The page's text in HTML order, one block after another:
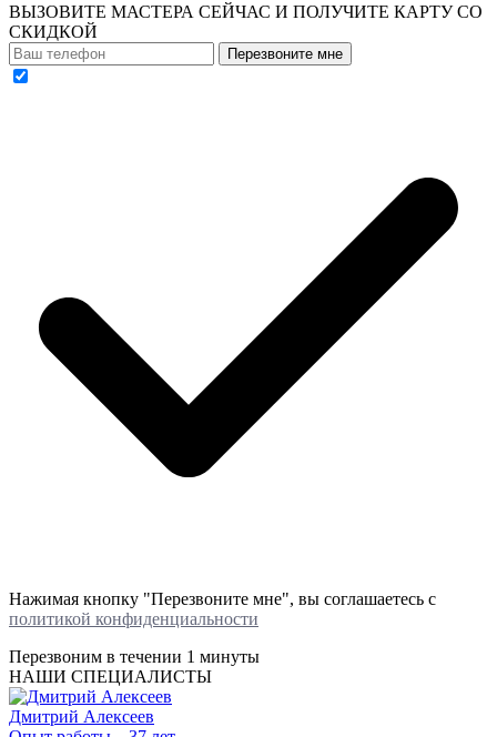
ВЫЗОВИТЕ МАСТЕРА СЕЙЧАС И ПОЛУЧИТЕ КАРТУ СО
СКИДКОЙ
Перезвоните мне
Нажимая кнопку "Перезвоните мне", вы соглашаетесь с
политикой конфиденциальности
Перезвоним в течении 1 минуты
НАШИ СПЕЦИАЛИСТЫ
Дмитрий Алексеев